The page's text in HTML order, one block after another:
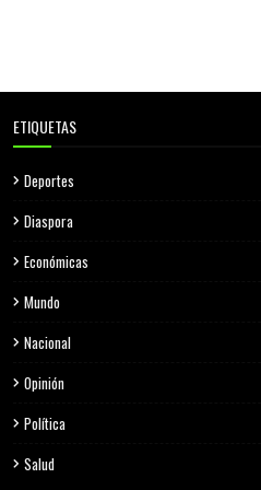
ETIQUETAS
Deportes
Diaspora
Económicas
Mundo
Nacional
Opinión
Política
Salud